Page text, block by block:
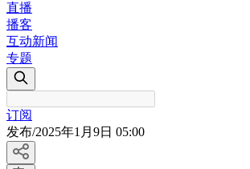
直播
播客
互动新闻
专题
订阅
发布/2025年1月9日 05:00